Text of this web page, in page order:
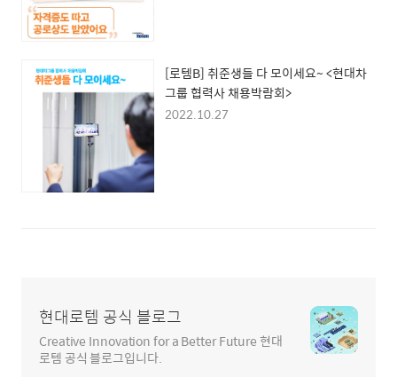
[로템B] 취준생들 다 모이세요~ <현대차
그룹 협력사 채용박람회>
2022.10.27
현대로템 공식 블로그
Creative Innovation for a Better Future 현대
로템 공식 블로그입니다.